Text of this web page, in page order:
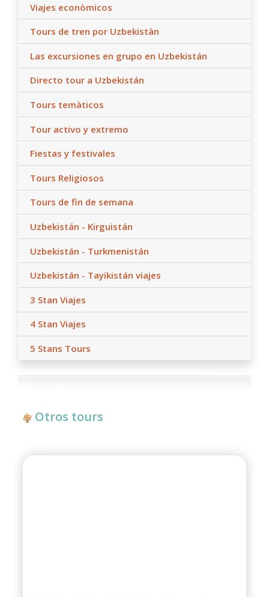
Viajes econòmicos
Tours de tren por Uzbekistàn
Las excursiones en grupo en Uzbekistán
Directo tour a Uzbekistán
Tours temàticos
Tour activo y extremo
Fiestas y festivales
Tours Religiosos
Tours de fin de semana
Uzbekistán - Kirguistán
Uzbekistán - Turkmenistán
Uzbekistán - Tayikistán viajes
3 Stan Viajes
4 Stan Viajes
5 Stans Tours
Otros tours